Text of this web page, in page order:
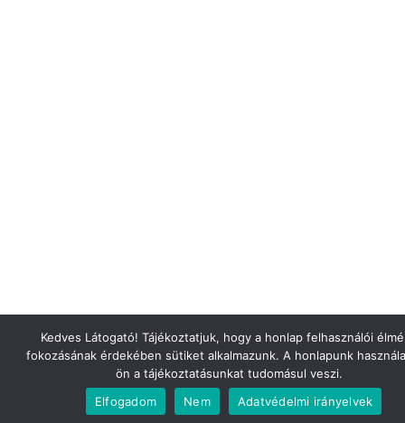
Kedves Látogató! Tájékoztatjuk, hogy a honlap felhasználói
fokozásának érdekében sütiket alkalmazunk. A honlapunk
ön a tájékoztatásunkat tudomásul veszi.
Elfogadom
Nem Adatvédelmi irányelvek